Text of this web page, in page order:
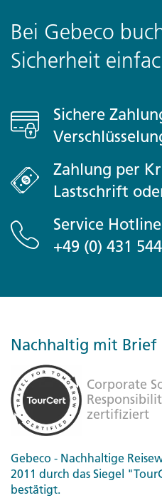
Bei Gebeco
Sicherheit
Sichere
Zahlung per
Lastschrift
Service
+49 (0) 431
Nachhaltig mit Brief
Gebeco - Nachhaltige
2011 durch das Siegel
bestätigt.